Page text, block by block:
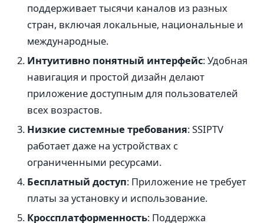
поддерживает тысячи каналов из разных
стран, включая локальные, национальные и
международные.
Интуитивно понятный интерфейс: Удобная
навигация и простой дизайн делают
приложение доступным для пользователей
всех возрастов.
Низкие системные требования: SSIPTV
работает даже на устройствах с
ограниченными ресурсами.
Бесплатный доступ: Приложение не требует
платы за установку и использование.
Кроссплатформенность: Поддержка